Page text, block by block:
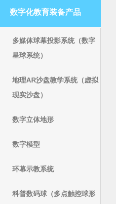
数字化教育装备产品
多媒体球幕投影系统（数字
星球系统）
地理AR沙盘教学系统（虚拟
现实沙盘）
数字立体地形
数字模型
环幕示教系统
科普数码球（多点触控球形